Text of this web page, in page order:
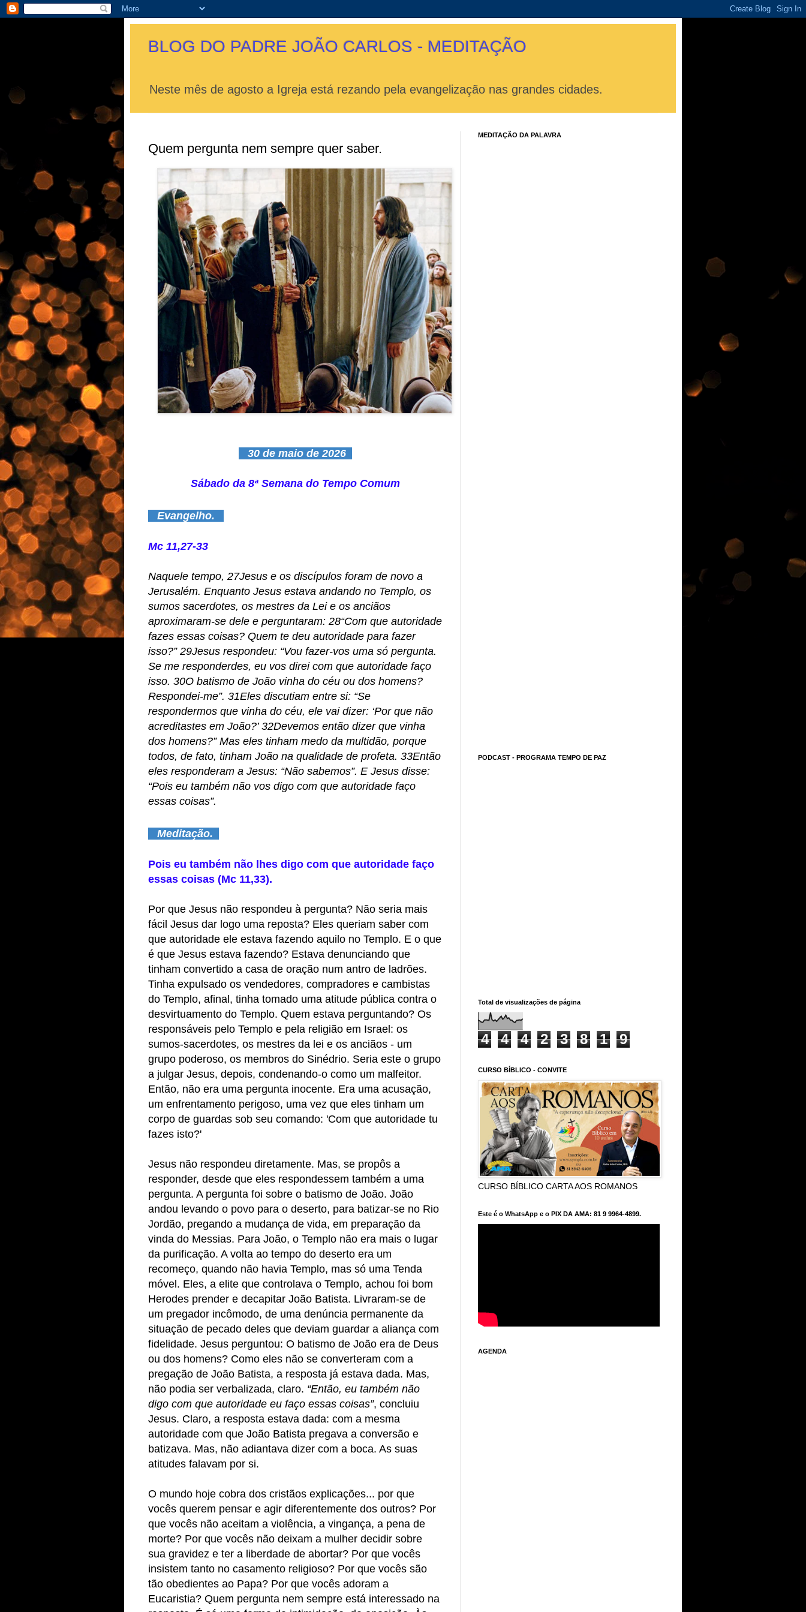
BLOG DO PADRE JOÃO CARLOS - MEDITAÇÃO
Neste mês de agosto a Igreja está rezando pela evangelização nas grandes cidades.
Quem pergunta nem sempre quer saber.
30 de maio de 2026
Sábado da 8ª Semana do Tempo Comum
Evangelho.
Mc 11,27-33
Naquele tempo, 27Jesus e os discípulos foram de novo a
Jerusalém. Enquanto Jesus estava andando no Templo, os
sumos sacerdotes, os mestres da Lei e os anciãos
aproximaram-se dele e perguntaram: 28“Com que autoridade
fazes essas coisas? Quem te deu autoridade para fazer
isso?” 29Jesus respondeu: “Vou fazer-vos uma só pergunta.
Se me responderdes, eu vos direi com que autoridade faço
isso. 30O batismo de João vinha do céu ou dos homens?
Respondei-me”. 31Eles discutiam entre si: “Se
respondermos que vinha do céu, ele vai dizer: ‘Por que não
acreditastes em João?’ 32Devemos então dizer que vinha
dos homens?” Mas eles tinham medo da multidão, porque
todos, de fato, tinham João na qualidade de profeta. 33Então
eles responderam a Jesus: “Não sabemos”. E Jesus disse:
“Pois eu também não vos digo com que autoridade faço
essas coisas”.
Meditação.
Pois eu também não lhes digo com que autoridade faço
essas coisas (Mc 11,33).
Por que Jesus não respondeu à pergunta? Não seria mais
fácil Jesus dar logo uma reposta? Eles queriam saber com
que autoridade ele estava fazendo aquilo no Templo. E o que
é que Jesus estava fazendo? Estava denunciando que
tinham convertido a casa de oração num antro de ladrões.
Tinha expulsado os vendedores, compradores e cambistas
do Templo, afinal, tinha tomado uma atitude pública contra o
desvirtuamento do Templo. Quem estava perguntando? Os
responsáveis pelo Templo e pela religião em Israel: os
sumos-sacerdotes, os mestres da lei e os anciãos - um
grupo poderoso, os membros do Sinédrio. Seria este o grupo
a julgar Jesus, depois, condenando-o como um malfeitor.
Então, não era uma pergunta inocente. Era uma acusação,
um enfrentamento perigoso, uma vez que eles tinham um
corpo de guardas sob seu comando: 'Com que autoridade tu
fazes isto?'
Jesus não respondeu diretamente. Mas, se propôs a
responder, desde que eles respondessem também a uma
pergunta. A pergunta foi sobre o batismo de João. João
andou levando o povo para o deserto, para batizar-se no Rio
Jordão, pregando a mudança de vida, em preparação da
vinda do Messias. Para João, o Templo não era mais o lugar
da purificação. A volta ao tempo do deserto era um
recomeço, quando não havia Templo, mas só uma Tenda
móvel. Eles, a elite que controlava o Templo, achou foi bom
Herodes prender e decapitar João Batista. Livraram-se de
um pregador incômodo, de uma denúncia permanente da
situação de pecado deles que deviam guardar a aliança com
fidelidade. Jesus perguntou: O batismo de João era de Deus
ou dos homens? Como eles não se converteram com a
pregação de João Batista, a resposta já estava dada. Mas,
não podia ser verbalizada, claro. “Então, eu também não
digo com que autoridade eu faço essas coisas”, concluiu
Jesus. Claro, a resposta estava dada: com a mesma
autoridade com que João Batista pregava a conversão e
batizava. Mas, não adiantava dizer com a boca. As suas
atitudes falavam por si.
O mundo hoje cobra dos cristãos explicações... por que
vocês querem pensar e agir diferentemente dos outros? Por
que vocês não aceitam a violência, a vingança, a pena de
morte? Por que vocês não deixam a mulher decidir sobre
sua gravidez e ter a liberdade de abortar? Por que vocês
insistem tanto no casamento religioso? Por que vocês são
tão obedientes ao Papa? Por que vocês adoram a
Eucaristia? Quem pergunta nem sempre está interessado na
MEDITAÇÃO DA PALAVRA
PODCAST - PROGRAMA TEMPO DE PAZ
Total de visualizações de página
4 4 4 2 3 8 1 9
CURSO BÍBLICO - CONVITE
CURSO BÍBLICO CARTA AOS ROMANOS
Este é o WhatsApp e o PIX DA AMA: 81 9 9964-4899.
AGENDA